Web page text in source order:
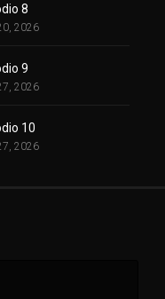
8
2026
9
2026
10
2026